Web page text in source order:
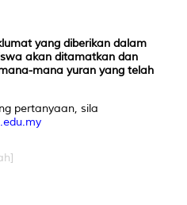
yang diberikan dalam
akan ditamatkan dan
mana yuran yang telah
pertanyaan, sila